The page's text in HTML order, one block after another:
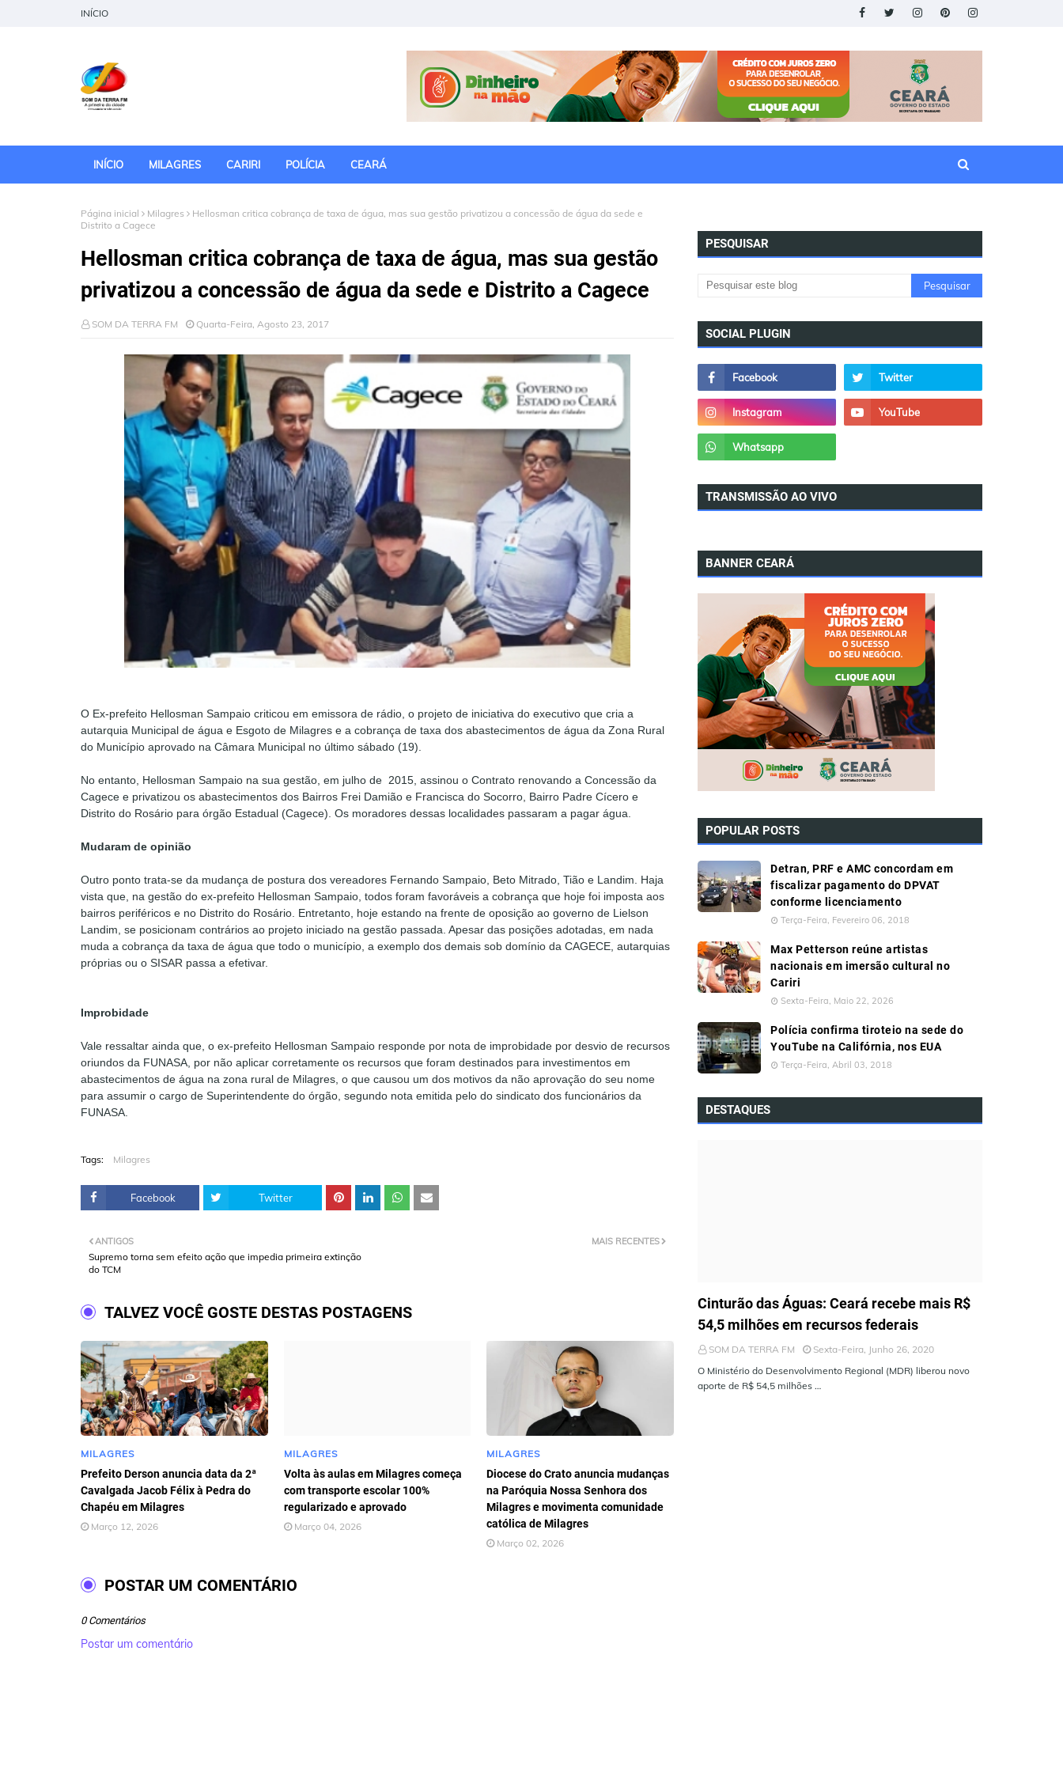
INÍCIO
INÍCIO MILAGRES CARIRI POLÍCIA CEARÁ
Página inicial Milagres
Hellosman critica cobrança de taxa de água, mas sua gestão privatizou a concessão de água da sede e
Distrito a Cagece
Hellosman critica cobrança de taxa de água, mas sua gestão
privatizou a concessão de água da sede e Distrito a Cagece
SOM DA TERRA FM Quarta-Feira, Agosto 23, 2017
O Ex-prefeito Hellosman Sampaio criticou em emissora de rádio, o projeto de iniciativa do executivo que cria a
autarquia Municipal de água e Esgoto de Milagres e a cobrança de taxa dos abastecimentos de água da Zona Rural
do Município aprovado na Câmara Municipal no último sábado (19).
No entanto, Hellosman Sampaio na sua gestão, em julho de 2015, assinou o Contrato renovando a Concessão da
Cagece e privatizou os abastecimentos dos Bairros Frei Damião e Francisca do Socorro, Bairro Padre Cícero e
Distrito do Rosário para órgão Estadual (Cagece). Os moradores dessas localidades passaram a pagar água.
Mudaram de opinião
Outro ponto trata-se da mudança de postura dos vereadores Fernando Sampaio, Beto Mitrado, Tião e Landim. Haja
vista que, na gestão do ex-prefeito Hellosman Sampaio, todos foram favoráveis a cobrança que hoje foi imposta aos
bairros periféricos e no Distrito do Rosário. Entretanto, hoje estando na frente de oposição ao governo de Lielson
Landim, se posicionam contrários ao projeto iniciado na gestão passada. Apesar das posições adotadas, em nada
muda a cobrança da taxa de água que todo o município, a exemplo dos demais sob domínio da CAGECE, autarquias
próprias ou o SISAR passa a efetivar.
Improbidade
Vale ressaltar ainda que, o ex-prefeito Hellosman Sampaio responde por nota de improbidade por desvio de recursos
oriundos da FUNASA, por não aplicar corretamente os recursos que foram destinados para investimentos em
abastecimentos de água na zona rural de Milagres, o que causou um dos motivos da não aprovação do seu nome
para assumir o cargo de Superintendente do órgão, segundo nota emitida pelo do sindicato dos funcionários da
FUNASA.
Tags: Milagres
Facebook Twitter
MAIS RECENTES
ANTIGOS
Supremo torna sem efeito ação que impedia primeira extinção
do TCM
TALVEZ VOCÊ GOSTE DESTAS POSTAGENS
MILAGRES
Prefeito Derson anuncia data da 2ª
Cavalgada Jacob Félix à Pedra do
Chapéu em Milagres
Março 12, 2026
MILAGRES
Volta às aulas em Milagres começa
com transporte escolar 100%
regularizado e aprovado
Março 04, 2026
MILAGRES
Diocese do Crato anuncia mudanças
na Paróquia Nossa Senhora dos
Milagres e movimenta comunidade
católica de Milagres
Março 02, 2026
POSTAR UM COMENTÁRIO
0 Comentários
Postar um comentário
PESQUISAR
SOCIAL PLUGIN
TRANSMISSÃO AO VIVO
BANNER CEARÁ
POPULAR POSTS
Detran, PRF e AMC concordam em
fiscalizar pagamento do DPVAT
conforme licenciamento
Terça-Feira, Fevereiro 06, 2018
Max Petterson reúne artistas
nacionais em imersão cultural no
Cariri
Sexta-Feira, Maio 22, 2026
Polícia confirma tiroteio na sede do
YouTube na Califórnia, nos EUA
Terça-Feira, Abril 03, 2018
DESTAQUES
Cinturão das Águas: Ceará recebe mais R$
54,5 milhões em recursos federais
SOM DA TERRA FM
Sexta-Feira, Junho 26, 2020
O Ministério do Desenvolvimento Regional (MDR) liberou novo
aporte de R$ 54,5 milhões …